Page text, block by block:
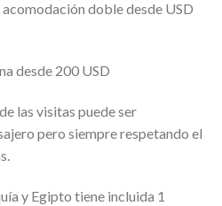
doble desde USD
desde 200 USD
las visitas puede ser
pero siempre respetando el
y Egipto tiene incluida 1